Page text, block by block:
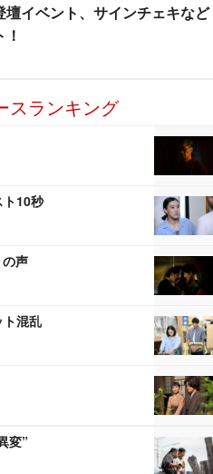
壇イベント、サインチェキなど
スランキング
ト10秒
の声
ト混乱
変”